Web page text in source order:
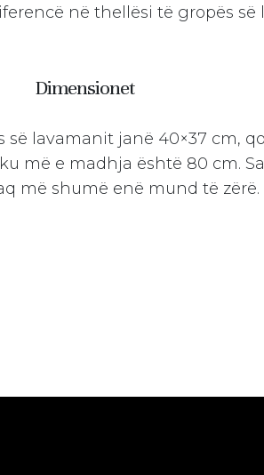
EMAIL-I JUAJ
në thellësi të gropës së
Dimensionet
lavamanit janë 40×37 cm,
më e madhja është 80 cm.
më shumë enë mund të zërë.